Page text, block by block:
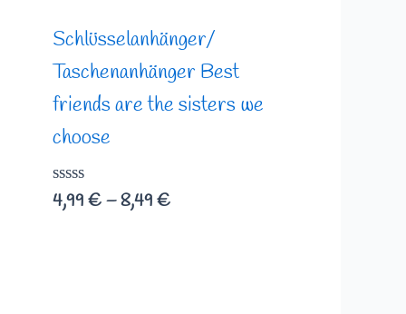
Schlüsselanhänger/
Taschenanhänger Best
friends are the sisters we
choose
Bewertet
mit
4,99€–8,49€